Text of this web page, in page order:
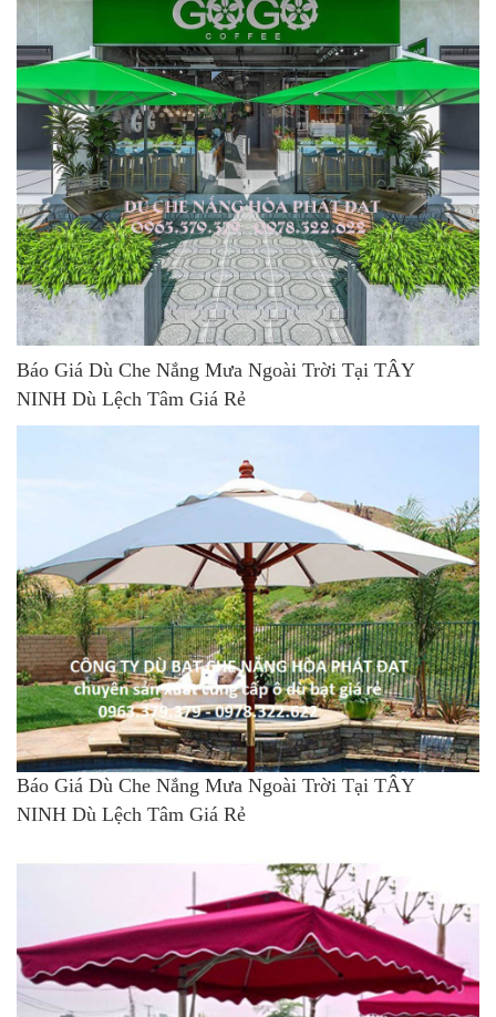
Báo Giá Dù Che Nắng Mưa Ngoài Trời Tại TÂY
NINH Dù Lệch Tâm Giá Rẻ
Báo Giá Dù Che Nắng Mưa Ngoài Trời Tại TÂY
NINH Dù Lệch Tâm Giá Rẻ